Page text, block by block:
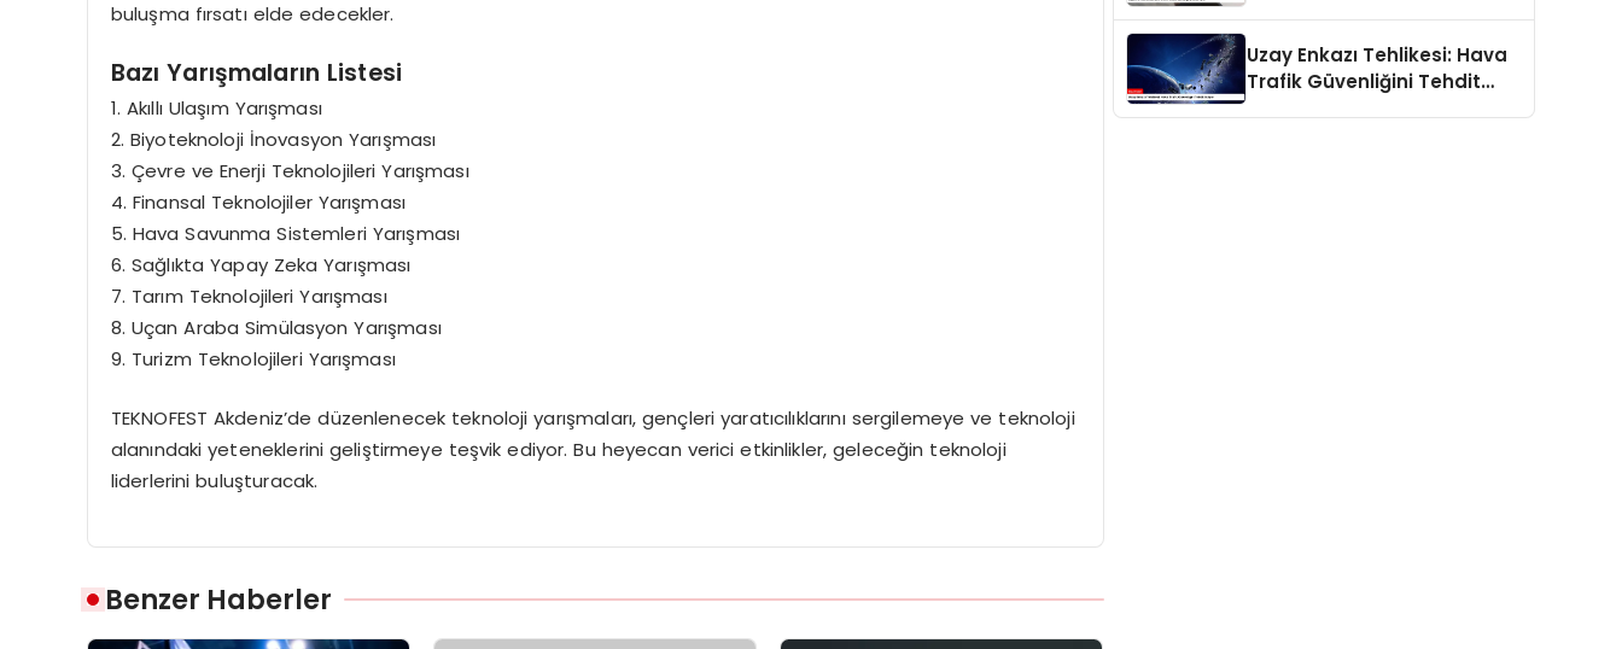
buluşma fırsatı elde edecekler.
Bazı Yarışmaların Listesi
1. Akıllı Ulaşım Yarışması
2. Biyoteknoloji İnovasyon Yarışması
3. Çevre ve Enerji Teknolojileri Yarışması
4. Finansal Teknolojiler Yarışması
5. Hava Savunma Sistemleri Yarışması
6. Sağlıkta Yapay Zeka Yarışması
7. Tarım Teknolojileri Yarışması
8. Uçan Araba Simülasyon Yarışması
9. Turizm Teknolojileri Yarışması
TEKNOFEST Akdeniz’de düzenlenecek teknoloji yarışmaları, gençleri yaratıcılıklarını sergilemeye ve teknoloji
alanındaki yeteneklerini geliştirmeye teşvik ediyor. Bu heyecan verici etkinlikler, geleceğin teknoloji
liderlerini buluşturacak.
Benzer Haberler
Uzay Enkazı Tehlikesi: Hava
Trafik Güvenliğini Tehdit